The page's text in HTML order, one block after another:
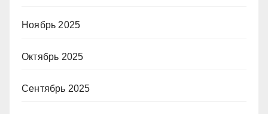
Ноябрь 2025
Октябрь 2025
Сентябрь 2025